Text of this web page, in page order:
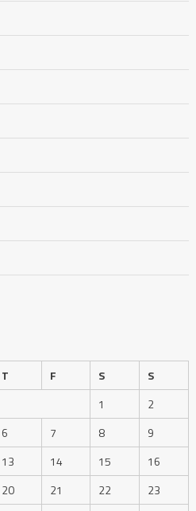
T F S
S
1
2
6 7 8
9
13 14 15
16
20 21 22
23